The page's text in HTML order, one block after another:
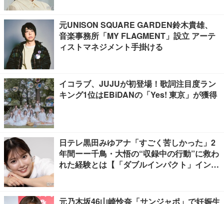
元UNISON SQUARE GARDEN鈴木貴雄、
音楽事務所「MY FLAGMENT」設立 アーテ
ィストマネジメント手掛ける
イコラブ、JUJUが初登場！歌詞注目度ラン
キング1位はEBiDANの「Yes! 東京」が獲得
日テレ黒田みゆアナ「すごく苦しかった」2
年間ーー千鳥・大悟の“収録中の行動”に救わ
れた経験とは【「ダブルインパクト」インタ
元乃木坂46山崎怜奈「サンジャポ」で妊娠生